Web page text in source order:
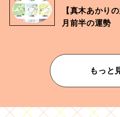
【真木あかり
月前半の運勢
もっと